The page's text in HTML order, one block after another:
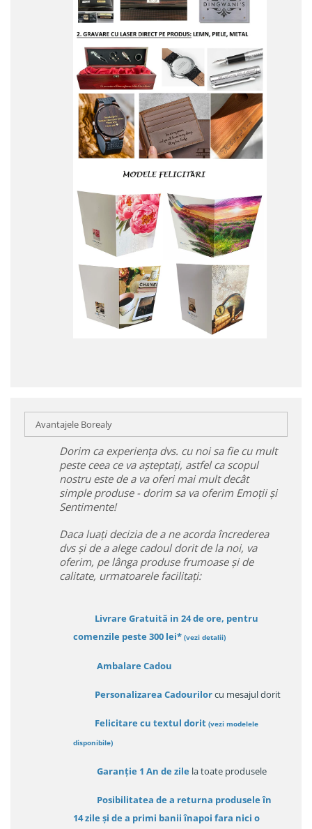
Avantajele Borealy
Dorim ca experiența dvs. cu noi sa fie cu mult
peste ceea ce va așteptați, astfel ca scopul
nostru este de a va oferi mai mult decât
simple produse - dorim sa va oferim Emoții și
Sentimente!
Daca luați decizia de a ne acorda încrederea
dvs și de a alege cadoul dorit de la noi, va
oferim, pe lânga produse frumoase și de
calitate, urmatoarele facilitați:
Livrare Gratuită in 24 de ore, pentru
comenzile peste 300 lei* (vezi detalii)
Ambalare Cadou
Personalizarea Cadourilorcu mesajul dorit
Felicitare cu textul dorit (vezi modelele
disponibile)
Garanție 1 An de zile la toate produsele
Posibilitatea de a returna produsele în
14 zileși de a primi banii înapoi fara nici o